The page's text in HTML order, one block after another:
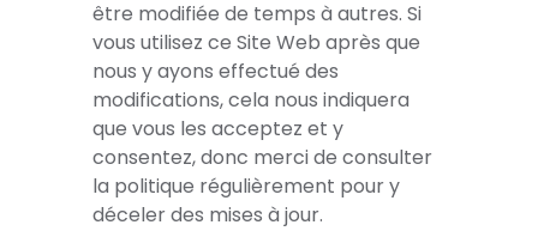
être modifiée de temps à autres. Si
vous utilisez ce Site Web après que
nous y ayons effectué des
modifications, cela nous indiquera
que vous les acceptez et y
consentez, donc merci de consulter
la politique régulièrement pour y
déceler des mises à jour.